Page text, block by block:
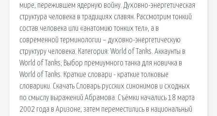
мире, пережившем ядерную войну. Духовно-энергетическая
структура человека в традициях славян. Рассмотрим тонкий
состав человека или «анатомию тонких тел», а в
современной терминологии – духовно-энергетическую
структуру человека. Категория: World of Tanks. Аккаунты в
World of Tanks; Выбор премиумного танка для новичка в
World of Tanks. Краткие словари - краткие толковые
словарики. Скачать Словарь русских синонимов и сходных
по смыслу выражений Абрамова. Съёмки начались 18 марта
2002 года в Аризоне, затем переместились в национальный